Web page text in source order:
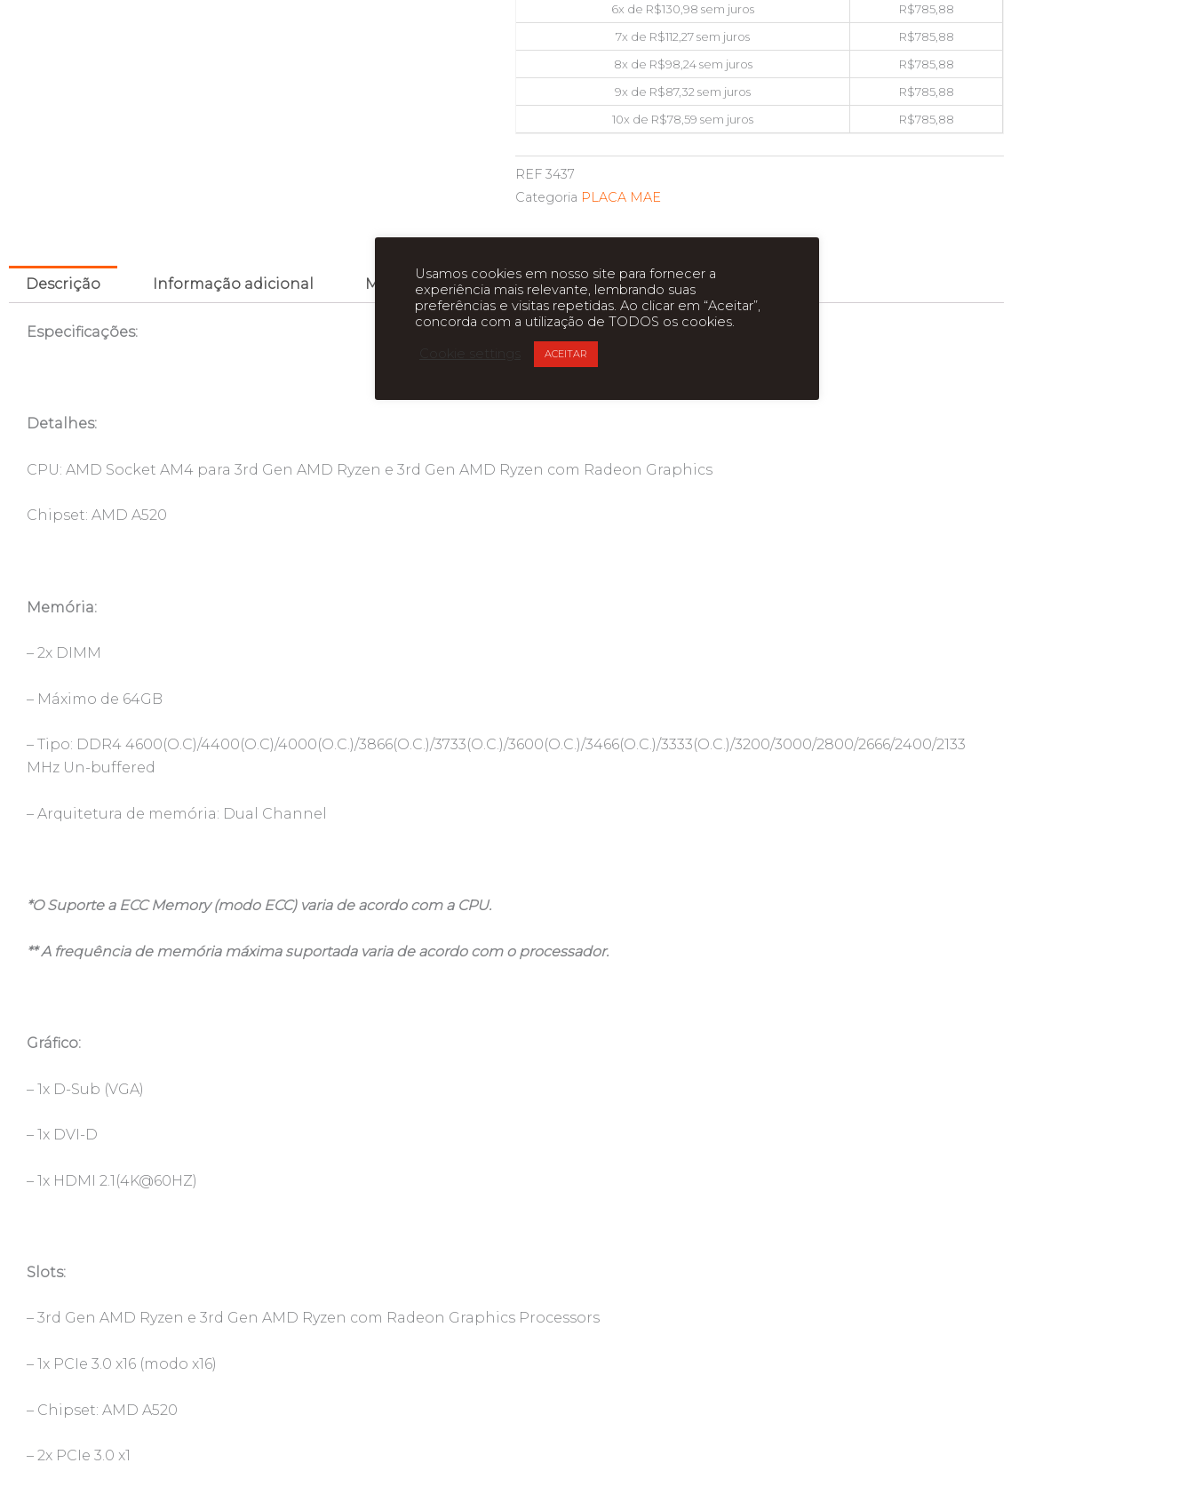
6x de R$130,98 sem juros R$785,88
7x de R$112,27sem juros R$785,88
8x de R$98,24sem juros R$785,88
9x de R$87,32 sem juros R$785,88
10x de R$78,59 sem juros R$785,88
REF 3437
Categoria PLACA MAE
Descrição Informação adicional Marca
Especificações:
Detalhes:
CPU: AMD Socket AM4 para 3rd Gen AMD Ryzen e 3rd Gen AMD Ryzen com Radeon Graphics
Chipset: AMD A520
Memória:
– 2x DIMM
– Máximo de 64GB
– Tipo: DDR4 4600(O.C)/4400(O.C)/4000(O.C.)/3866(O.C.)/3733(O.C.)/3600(O.C.)/3466(O.C.)/3333(O.C.)/3200/3000/2800/2666/2400/2133
MHz Un-buffered
– Arquitetura de memória: Dual Channel
*O Suporte a ECC Memory (modo ECC) varia de acordo com a CPU.
** A frequência de memória máxima suportada varia de acordo com o processador.
Gráfico:
– 1x D-Sub (VGA)
– 1x DVI-D
– 1x HDMI 2.1(4K@60HZ)
Slots:
– 3rd Gen AMD Ryzen e 3rd Gen AMD Ryzen com Radeon Graphics Processors
– 1x PCIe 3.0 x16 (modo x16)
– Chipset: AMD A520
– 2x PCIe 3.0 x1
Usamos cookies em nosso site para fornecer a
experiência mais relevante, lembrando suas
preferências e visitas repetidas. Ao clicar em “Aceitar”,
concorda com a utilização de TODOS os cookies.
ACEITAR